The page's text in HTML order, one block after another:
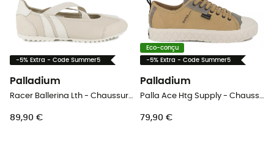
-5% Extra - Code Summer5
Palladium
Racer Ballerina Lth - Chaussures lifestyle femme
89,90 €
Eco-conçu
-5% Extra - Code Summer5
Palladium
Palla Ace Htg Supply - Chaussures lifestyle homme
79,90 €